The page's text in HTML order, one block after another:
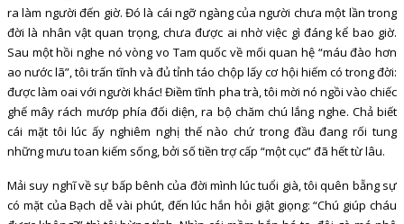
ra làm người đến giờ. Đó là cái ngỡ ngàng của người chưa một lần trong
đời là nhân vật quan trọng, chưa được ai nhờ việc gì đáng kể bao giờ.
Sau một hồi nghe nó vòng vo Tam quốc về mối quan hệ “máu đào hơn
ao nước lã”, tôi trấn tĩnh và đủ tỉnh táo chộp lấy cơ hội hiếm có trong đời:
được làm oai với người khác! Điềm tĩnh pha trà, tôi mời nó ngồi vào chiếc
ghế mây rách mướp phía đối diện, ra bộ chăm chú lắng nghe. Chả biết
cái mặt tôi lúc ấy nghiêm nghị thế nào chứ trong đầu đang rối tung
những mưu toan kiếm sống, bởi số tiền trợ cấp “một cục” đã hết từ lâu.
Mải suy nghĩ về sự bấp bênh của đời mình lúc tuổi già, tôi quên bẵng sự
có mặt của Bạch dễ vài phút, đến lúc hắn hỏi giật giọng: “Chú giúp cháu